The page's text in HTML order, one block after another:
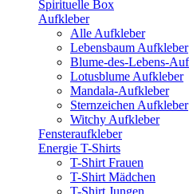
Spirituelle Box
Aufkleber
Alle Aufkleber
Lebensbaum Aufkleber
Blume-des-Lebens-
Lotusblume Aufkleber
Mandala-Aufkleber
Sternzeichen Aufkleber
Witchy Aufkleber
Fensteraufkleber
Energie T-Shirts
T-Shirt Frauen
T-Shirt Mädchen
T-Shirt Jungen